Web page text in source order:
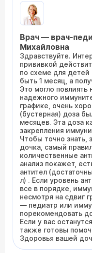
Врач — врач-
Михайловна
Здравствуйте.
прививкой
по схеме для детей
быть 1 месяц, а
Это могло повлиять
надежного
графике, очень
(бустерная) доза
месяцев. Эта доза
закрепления
Чтобы точно знать,
дочка, самый
количественные
анализ покажет,
антител
л) . Если уровень
все в порядке,
несмотря на сдвиг
— педиатр или
порекомендовать
Если у вас
также готовы
Здоровья вашей